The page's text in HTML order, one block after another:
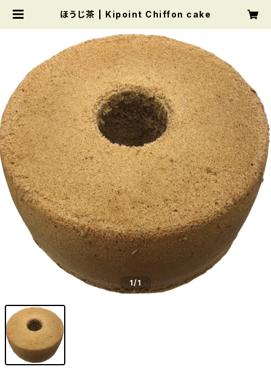
ほうじ茶 | Kipoint Chiffon cake
1/1